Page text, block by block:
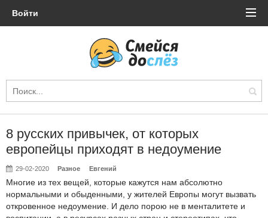
Войти
8 русских привычек, от которых
европейцы приходят в недоумение
29-02-2020 Разное Евгений
Многие из тех вещей, которые кажутся нам абсолютно
нормальными и обыденными, у жителей Европы могут вызвать
откровенное недоумение. И дело порою не в менталитете и